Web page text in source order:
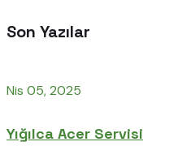
Son Yazılar
Nis 05, 2025
Yığılca Acer Servisi